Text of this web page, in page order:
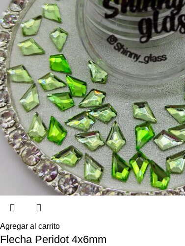
Agregar al carrito
Flecha Peridot 4x6mm